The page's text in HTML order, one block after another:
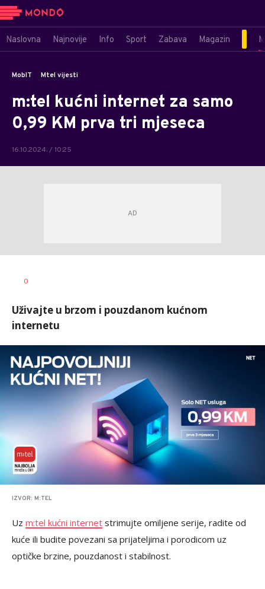
Naslovna Najnovije Info Sport Zabava Magazin
MobIT Mtel vijesti
m:tel kućni internet za samo
0,99 KM prva tri mjeseca
16.10.2024. / 10:25
AUTOR
0
Uživajte u brzom i pouzdanom kućnom
internetu
IZVOR: M:TEL
Uz m:tel kućni internet strimujte omiljene serije, radite od
kuće ili budite povezani sa prijateljima i porodicom uz
optičke brzine, pouzdanost i stabilnost.